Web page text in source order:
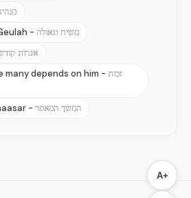
- משיח וגאולה
אגרות
many depends on him - זכות
- המשך המאסר
A+